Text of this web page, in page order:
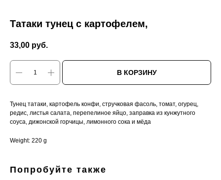
Татаки тунец с картофелем,
33,00 руб.
В КОРЗИНУ
Тунец татаки, картофель конфи, стручковая фасоль, томат, огурец,
редис, листья салата, перепелиное яйцо, заправка из кунжутного
соуса, дижонской горчицы, лимонного сока и мёда
Weight: 220 g
Попробуйте также